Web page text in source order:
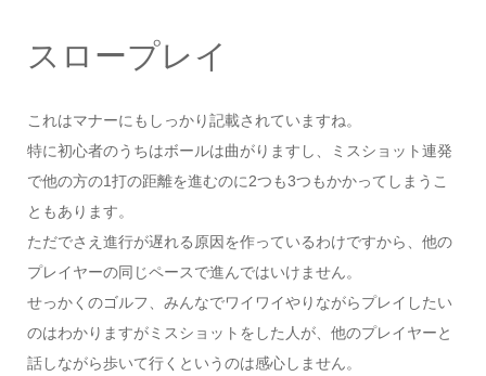
スロープレイ
これはマナーにもしっかり記載されていますね。
特に初心者のうちはボールは曲がりますし、ミスショット連発
で他の方の1打の距離を進むのに2つも3つもかかってしまうこ
ともあります。
ただでさえ進行が遅れる原因を作っているわけですから、他の
プレイヤーの同じペースで進んではいけません。
せっかくのゴルフ、みんなでワイワイやりながらプレイしたい
のはわかりますがミスショットをした人が、他のプレイヤーと
話しながら歩いて行くというのは感心しません。